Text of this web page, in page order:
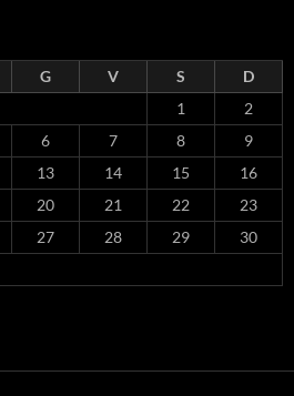
G V S
D
1
2
6 7 8
9
13 14 15
16
20 21 22
23
27 28 29
30